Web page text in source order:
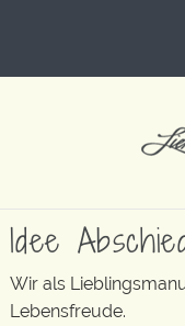
Idee
Wir als
Lebensfreude.